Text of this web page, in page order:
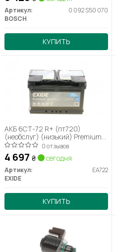
Артикул:
0 092 S50 070
BOSCH
КУПИТЬ
АКБ 6СТ-72 R+ (пт720)
(необслуг) (низький) Premium
Exide
0 отзывов
4 697 ₴ сегодня
Артикул:
EA722
EXIDE
КУПИТЬ